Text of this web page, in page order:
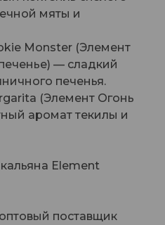
мяты и
Monster (Элемент
— сладкий
печенья.
(Элемент Огонь
аромат текилы и
Element
поставщик